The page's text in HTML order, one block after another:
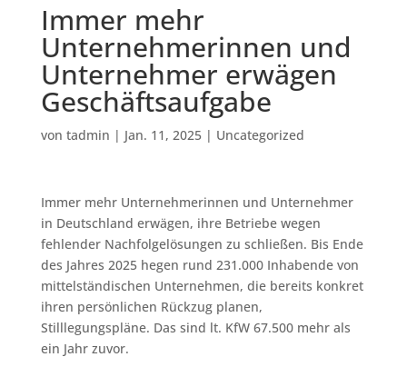
Immer mehr
Unternehmerinnen und
Unternehmer erwägen
Geschäftsaufgabe
von tadmin | Jan. 11, 2025| Uncategorized
Immer mehr Unternehmerinnen und Unternehmer
in Deutschland erwägen, ihre Betriebe wegen
fehlender Nachfolgelösungen zu schließen. Bis Ende
des Jahres 2025 hegen rund 231.000 Inhabende von
mittelständischen Unternehmen, die bereits konkret
ihren persönlichen Rückzug planen,
Stilllegungspläne. Das sind lt. KfW 67.500 mehr als
ein Jahr zuvor.